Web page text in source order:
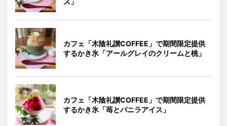
カフェ「木陰礼讃COFFEE」で期間限定提供
するかき氷「アールグレイのクリームと桃」
カフェ「木陰礼讃COFFEE」で期間限定提供
するかき氷「苺とバニラアイス」